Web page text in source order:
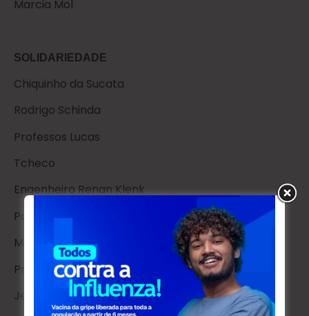
Marcia Mol
SOLIDARIEDADE
Chiquinho da Sucata
Rodrigo Schinda
Professos Lucas
Tcheco
Engenheiro Renan Klenk
Paulinho
Melchior do Lavacar
Professora Simone
Jenifer